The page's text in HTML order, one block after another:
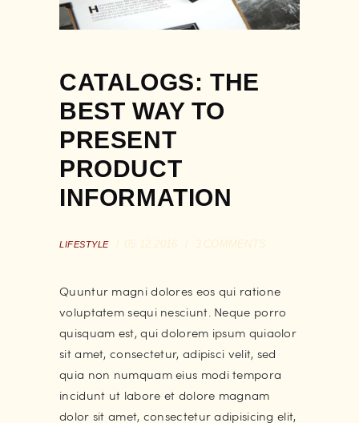
CATALOGS: THE
BEST WAY TO
PRESENT
PRODUCT
INFORMATION
LIFESTYLE 05.12.2016 3 COMMENTS
Quuntur magni dolores eos qui ratione
voluptatem sequi nesciunt. Neque porro
quisquam est, qui dolorem ipsum quiaolor
sit amet, consectetur, adipisci velit, sed
quia non numquam eius modi tempora
incidunt ut labore et dolore magnam
dolor sit amet, consectetur adipisicing elit,